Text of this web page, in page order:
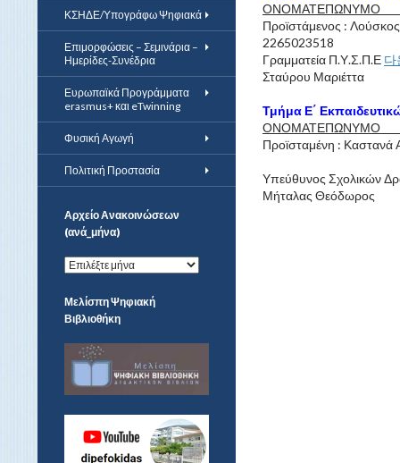
Προϊστάμενος :
2265023518
Γραμματεία Π.Υ.Σ.Π.Ε 다
Σταύρου
Τμήμα Ε΄
Προϊσταμένη :
Υπεύθυνος Σχολικών
Μήταλας
ΚΣΗΔΕ/Υπογράφω Ψηφιακά
Επιμορφώσεις – Σεμινάρια –
Ημερίδες-Συνέδρια
Ευρωπαϊκά Προγράμματα
erasmus+ και eTwinning
Φυσική Αγωγή
Πολιτική Προστασία
Αρχείο Ανακοινώσεων
(ανά_μήνα)
Α
χ
ε
ο
Α
α
Μελίσπη Ψηφιακή
Βιβλιοθήκη